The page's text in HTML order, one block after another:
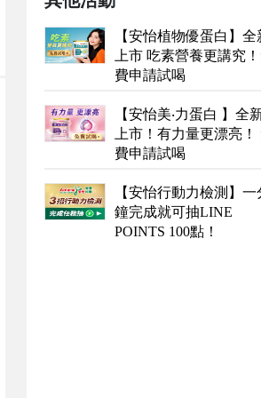
【安怡植物優蛋白】全
上市 吃素營養更講究
費申請試喝
【安怡美‧力蛋白 】全
上市！有力量更漂亮！
費申請試喝
【安怡行動力檢測】一
鐘完成就可抽LINE
POINTS 100點！